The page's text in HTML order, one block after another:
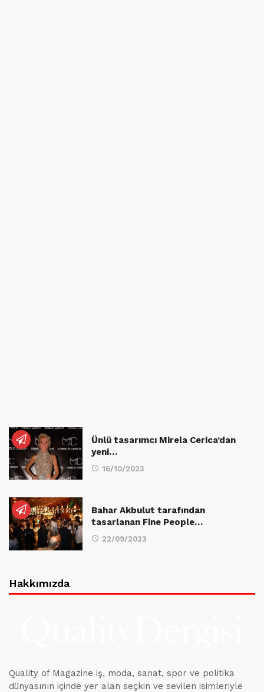
Ünlü tasarımcı Mirela Cerica’dan
yeni…
16/10/2023
Bahar Akbulut tarafından
tasarlanan Fine People…
22/09/2023
Hakkımızda
Quality of Magazine iş, moda, sanat, spor ve politika
dünyasının içinde yer alan seçkin ve sevilen isimleriyle